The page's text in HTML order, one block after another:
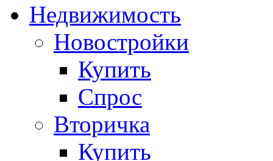
Недвижимость
Новостройки
Купить
Спрос
Вторичка
Купить